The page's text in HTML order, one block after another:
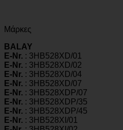
Μάρκες
BALAY
E-Nr. : 3HB528XD/01
E-Nr. : 3HB528XD/02
E-Nr. : 3HB528XD/04
E-Nr. : 3HB528XD/07
E-Nr. : 3HB528XDP/07
E-Nr. : 3HB528XDP/35
E-Nr. : 3HB528XDP/45
E-Nr. : 3HB528XI/01